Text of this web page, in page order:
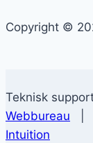
Copyright ©
Teknisk
Webbureau |
Intuition